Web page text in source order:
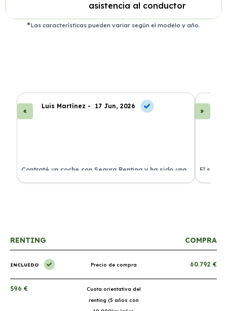
asistencia al conductor
Las características pueden variar según el modelo y año.
Luis Martínez - 17 Jun, 2026
Contraté un coche con Segura Renting y ha sido una
experiencia fantástica. Todo incluido y sin sorpresas.
El
proceso
RENTING COMPRA
INCLUIDO Precio de compra 60.792 €
596 €
Cuota orientativa del
renting (5 años con